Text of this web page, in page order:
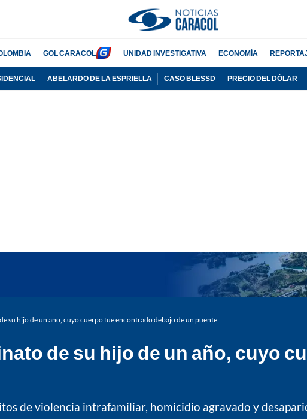
GOL CARACOL UNIDAD INVESTIGATIVA ECONOMÍA
ABELARDO DE LA ESPRIELLA CASO BLESSD PRECIO DEL DÓLAR
su hijo de un año, cuyo cuerpo fue encontrado debajo de un puente
de su hijo de un año, cuyo
de violencia intrafamiliar, homicidio agravado y